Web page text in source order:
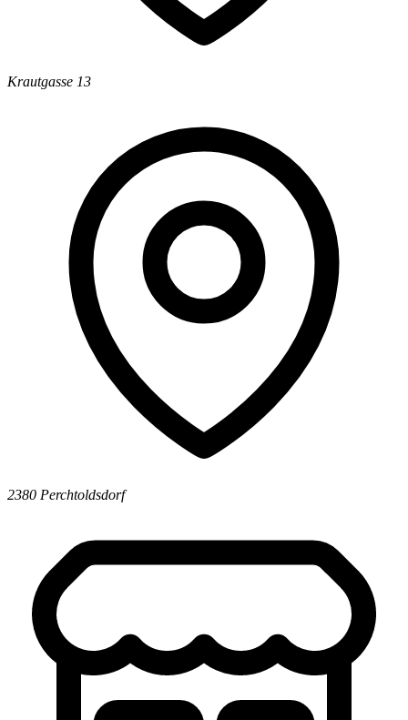
Krautgasse 13
2380 Perchtoldsdorf